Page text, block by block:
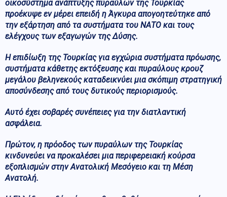
οικοσύστημα ανάπτυξης πυραύλων της Τουρκίας
προέκυψε εν μέρει επειδή η Άγκυρα απογοητεύτηκε από
την εξάρτηση από τα συστήματα του ΝΑΤΟ και τους
ελέγχους των εξαγωγών της Δύσης.
Η επιδίωξη της Τουρκίας για εγχώρια συστήματα πρόωσης,
συστήματα κάθετης εκτόξευσης και πυραύλους κρουζ
μεγάλου βεληνεκούς καταδεικνύει μια σκόπιμη στρατηγική
αποσύνδεσης από τους δυτικούς περιορισμούς.
Αυτό έχει σοβαρές συνέπειες για την διατλαντική
ασφάλεια.
Πρώτον, η πρόοδος των πυραύλων της Τουρκίας
κινδυνεύει να προκαλέσει μια περιφερειακή κούρσα
εξοπλισμών στην Ανατολική Μεσόγειο και τη Μέση
Ανατολή.